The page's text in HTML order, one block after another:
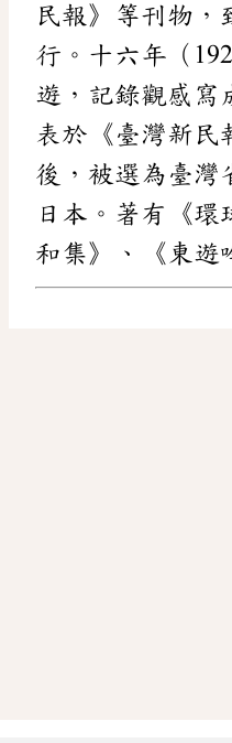
民報》等刊物，
行。十六年（
遊，記錄觀感寫
表於《臺灣新民
後，被選為臺灣
日本。著有《環
和集》、《東遊